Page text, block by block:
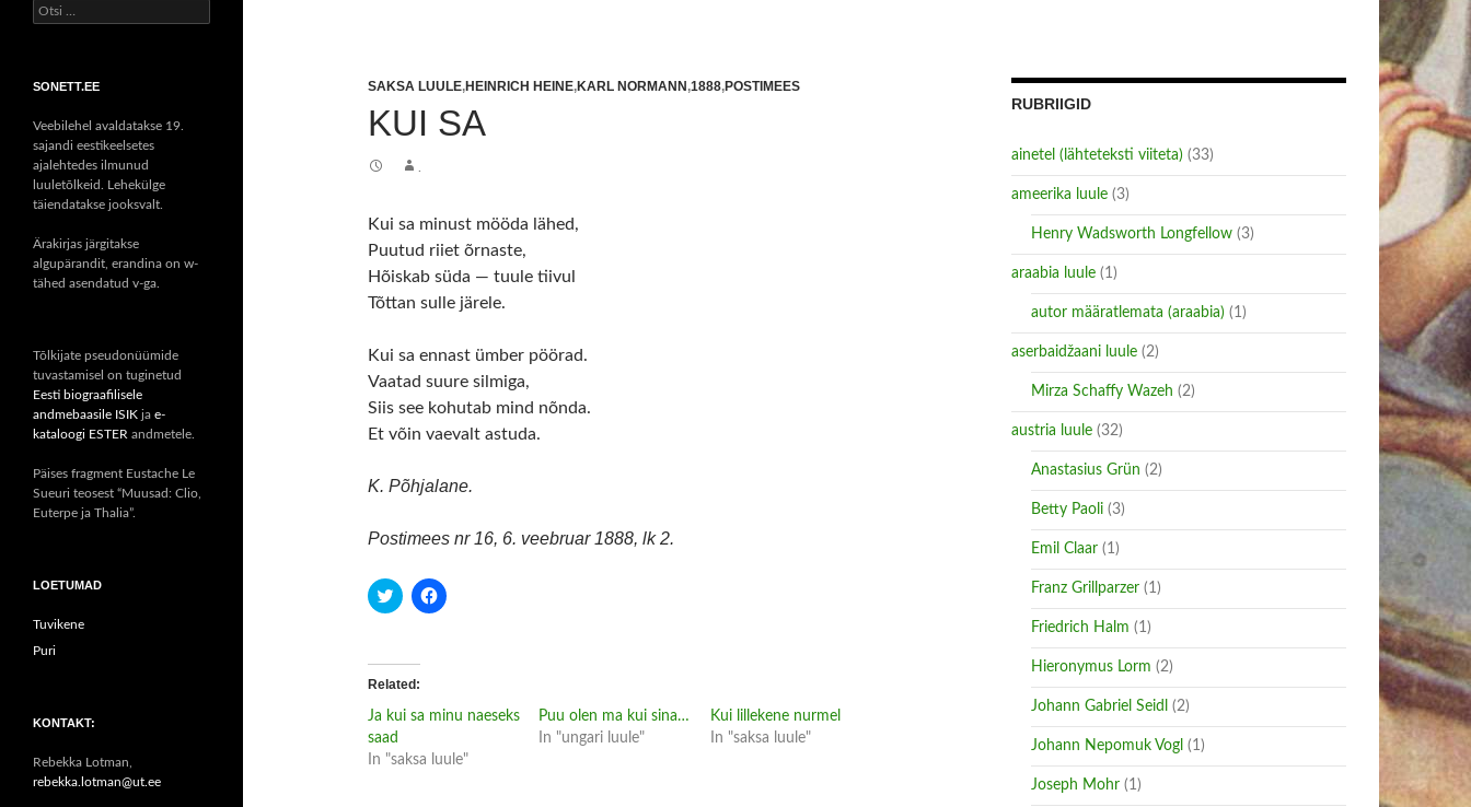
SAKSA LUULE,HEINRICH HEINE,KARL NORMANN ,1888,POSTIMEES
KUI SA
Kui sa minust mööda lähed,
Puutud riiet õrnaste,
Hõiskab süda — tuule tiivul
Tõttan sulle järele.
Kui sa ennast ümber pöörad.
Vaatad suure silmiga,
Siis see kohutab mind nõnda.
Et võin vaevalt astuda.
K. Põhjalane.
Postimees nr 16, 6. veebruar 1888, lk 2.
C
l
t
o
s
a
r
e
o
C
l
h
a
o
Related
Ja kui sa minu naeseks
saad
In "saksa luule"
Puu olen ma kui sina…
In "ungari luule"
Kui lillekene nurmel
In "saksa luule"
RUBRIIGID
ainetel (lähteteksti viiteta) (33)
ameerika luule (3)
Henry Wadsworth Longfellow (3)
araabia luule (1)
autor määratlemata (araabia) (1)
aserbaidžaani luule (2)
Mirza Schaffy Wazeh (2)
austria luule (32)
Anastasius Grün (2)
Betty Paoli (3)
Emil Claar (1)
Franz Grillparzer (1)
Friedrich Halm (1)
Hieronymus Lorm (2)
Johann Gabriel Seidl (2)
Johann Nepomuk Vogl (1)
Joseph Mohr (1)
Otsi:
SONETT.EE
Veebilehel avaldatakse 19.
sajandi eestikeelsetes
ajalehtedes ilmunud
luuletõlkeid. Lehekülge
täiendatakse jooksvalt.
Ärakirjas järgitakse
algupärandit, erandina on w-
tähed asendatud v-ga.
Tõlkijate pseudonüümide
tuvastamisel on tuginetud
Eesti biograafilisele
andmebaasile ISIK ja e-
kataloogi ESTER andmetele.
Päises fragment Eustache Le
Sueuri teosest “Muusad: Clio,
Euterpe ja Thalia”.
LOETUMAD
Tuvikene
Puri
KONTAKT:
Rebekka Lotman,
rebekka.lotman@ut.ee